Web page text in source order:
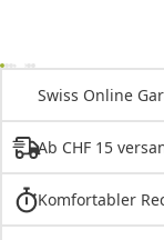
Swiss Online
Ab CHF 15
Komfortabler